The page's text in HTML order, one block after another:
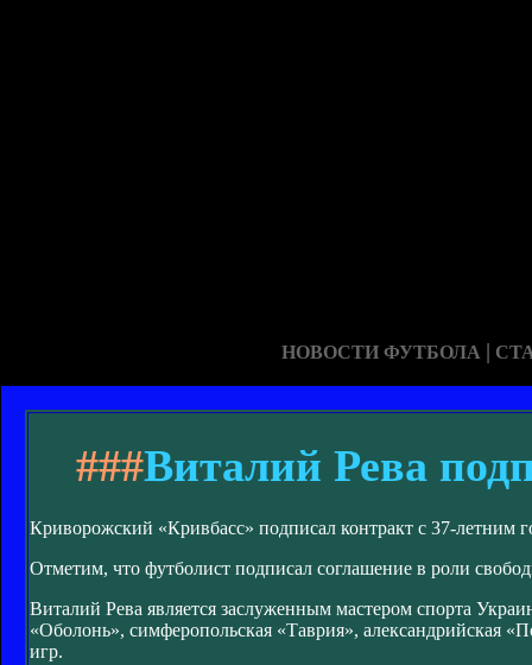
НОВОСТИ ФУТБОЛА |
###Виталий Рева
Криворожский «Кривбасс» подписал контракт с 37-летним
Отметим, что футболист подписал соглашение в роли
Виталий Рева является заслуженным мастером спорта
«Оболонь», симферопольская «Таврия», александрийская
игр.